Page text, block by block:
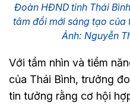
Đoàn HĐND tỉnh Thái
tâm đổi mới sáng tạo của
Ảnh: Nguyễn
Với tầm nhìn và tiềm
của Thái Bình, trưởng
tin tưởng rằng cơ hội